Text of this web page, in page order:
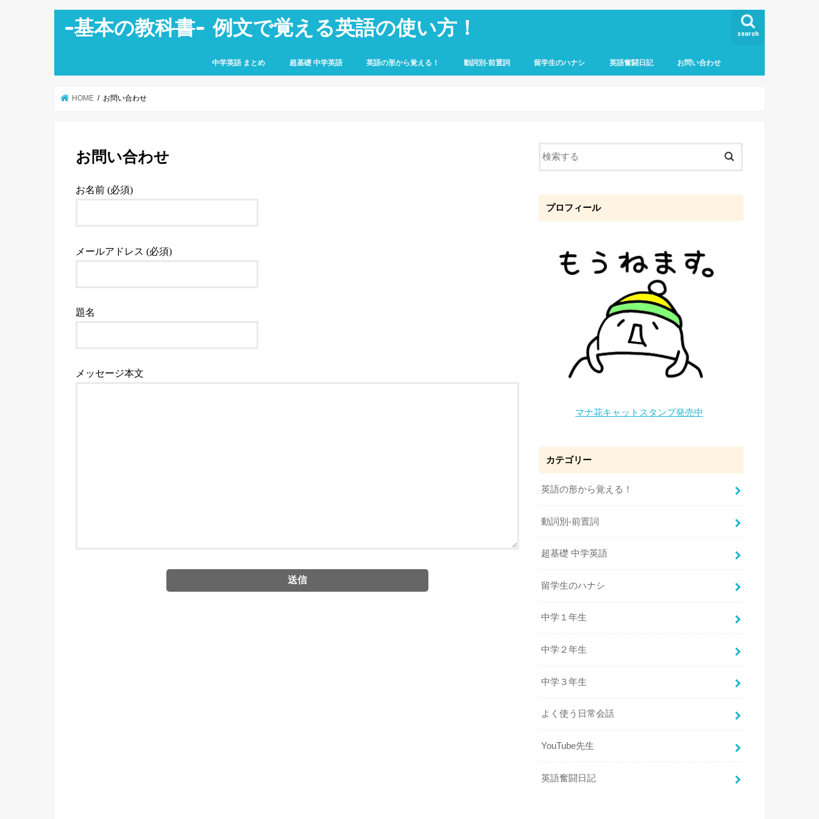
-基本の教科書- 例文で覚える英語の使い方！ search
中学英語 まとめ 超基礎 中学英語 英語の形から覚える！ 動詞別-前置詞 留学生のハナシ 英語奮闘日記 お問い合わせ
HOME お問い合わせ
お問い合わせ
お名前 (必須)
メールアドレス (必須)
題名
メッセージ本文
プロフィール
マナ花キャットスタンプ発売中
カテゴリー
英語の形から覚える！
動詞別-前置詞
超基礎 中学英語
留学生のハナシ
中学１年生
中学２年生
中学３年生
よく使う日常会話
YouTube先生
英語奮闘日記